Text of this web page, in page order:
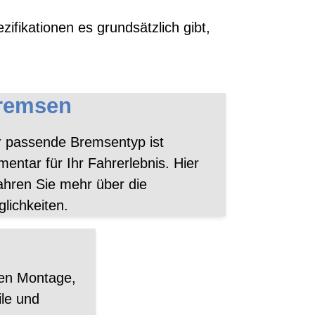
es grundsätzlich gibt,
passende Bremsentyp ist
für Ihr Fahrerlebnis. Hier
Sie mehr über die
Montage,
und